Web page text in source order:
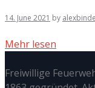
14. June 2021 by
Mehr lesen
Freiwillige